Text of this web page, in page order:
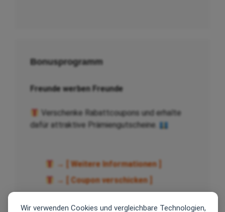
Wir verwenden Cookies und vergleichbare Technologien,
Bonusprogramm
Freunde werben Freunde
Verschenke Rabattcoupons und erhalte
dafür attraktive Prämiengutscheine.
→ [ Weitere Informationen ]
→ [ Coupon verschicken ]